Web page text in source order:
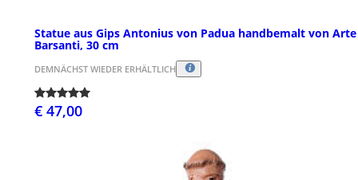
Statue aus Gips Antonius von Padua handbemalt von Arte
Barsanti, 30 cm
DEMNÄCHST WIEDER ERHÄLTLICH
€ 47,00